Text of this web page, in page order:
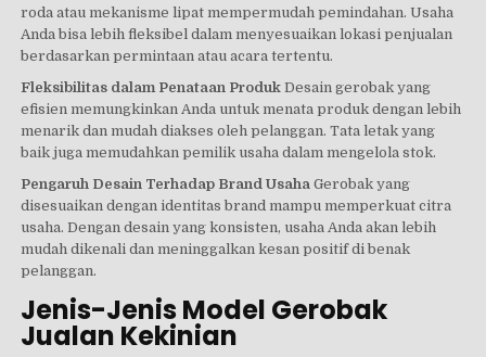
roda atau mekanisme lipat mempermudah pemindahan. Usaha
Anda bisa lebih fleksibel dalam menyesuaikan lokasi penjualan
berdasarkan permintaan atau acara tertentu.
Fleksibilitas dalam Penataan Produk Desain gerobak yang
efisien memungkinkan Anda untuk menata produk dengan lebih
menarik dan mudah diakses oleh pelanggan. Tata letak yang
baik juga memudahkan pemilik usaha dalam mengelola stok.
Pengaruh Desain Terhadap Brand Usaha Gerobak yang
disesuaikan dengan identitas brand mampu memperkuat citra
usaha. Dengan desain yang konsisten, usaha Anda akan lebih
mudah dikenali dan meninggalkan kesan positif di benak
pelanggan.
Jenis-Jenis Model Gerobak
Jualan Kekinian